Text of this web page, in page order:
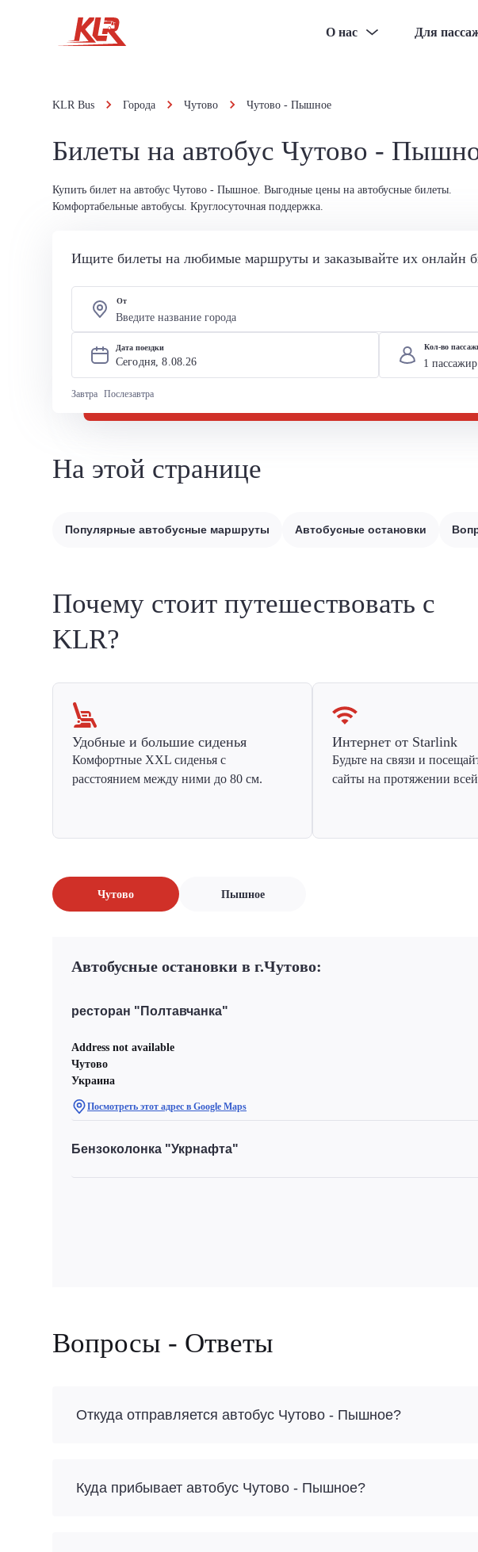
О нас Для
KLR Bus Города Чутово Чутово - Пышное
Билеты на автобус Чутово -
Купить билет на автобус Чутово - Пышное. Выгодные цены на автобусные билеты.
Комфортабельные автобусы. Круглосуточная поддержка.
Ищите билеты на любимые маршруты и заказывайте их онлайн
От
Дата поездки
Сегодня, 8.08.26
Завтра Послезавтра
Кол-во
На этой странице
Популярные автобусные маршруты Автобусные остановки
Почему стоит путешествовать с
KLR?
Удобные и большие сиденья
Комфортные XXL сиденья с
расстоянием между ними до 80 см.
Интернет от Starlink
Будьте на связи и
сайты на протяжении
Чутово Пышное
Автобусные остановки в г.Чутово:
ресторан "Полтавчанка"
Address not available
Чутово
Украина
Посмотреть этот адрес в Google Maps
Бензоколонка "Укрнафта"
Вопросы - Ответы
Откуда отправляется автобус Чутово - Пышное?
Куда прибывает автобус Чутово - Пышное?